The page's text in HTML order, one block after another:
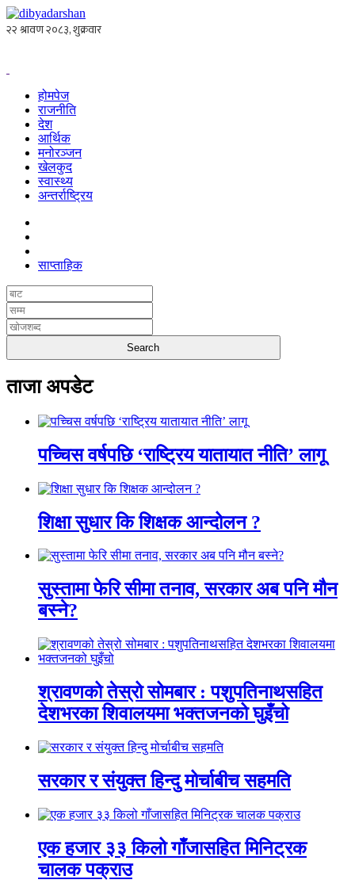
होमपेज
राजनीति
देश
आर्थिक
मनोरञ्जन
खेलकुद
स्वास्थ्य
अन्तर्राष्ट्रिय
साप्ताहिक
ताजा अपडेट
पच्चिस वर्षपछि ‘राष्ट्रिय यातायात नीति’ लागू
शिक्षा सुधार कि शिक्षक आन्दोलन ?
सुस्तामा फेरि सीमा तनाव, सरकार अब पनि मौन
बस्ने?
श्रावणको तेस्रो सोमबार : पशुपतिनाथसहित
देशभरका शिवालयमा भक्तजनको घुइँचो
सरकार र संयुक्त हिन्दु मोर्चाबीच सहमति
एक हजार ३३ किलो गाँजासहित मिनिट्रक
चालक पक्राउ